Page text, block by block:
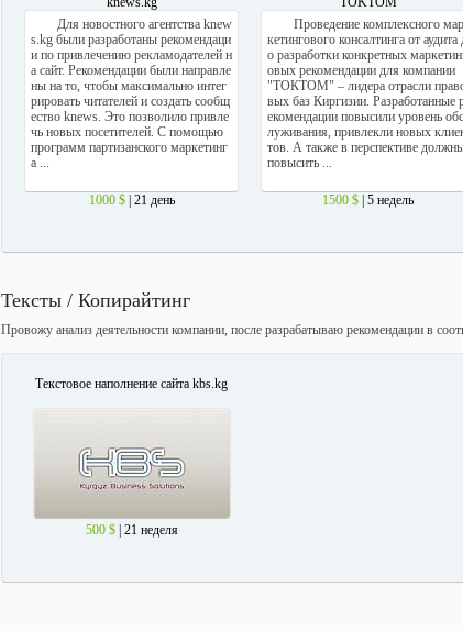
Для новостного агентства knew
s.kg были разработаны рекомендаци
и по привлечению рекламодателей н
а сайт. Рекомендации были направле
ны на то, чтобы максимально интег
рировать читателей и создать сообщ
ество knews. Это позволило привле
чь новых посетителей. С помощью
программ партизанского маркетинг
а ...
1000 $| 21 день
Проведение комплексного мар
кетингового консалтинга от аудита
о разработки конкретных
овых рекомендации для компании
"ТОКТОМ" – лидера отрасли
вых баз Киргизии. Разработанные
екомендации повысили уровень обс
луживания, привлекли новых
тов. А также в перспективе
повысить ...
1500 $ | 5 недель
Тексты / Копирайтинг
Провожу анализ деятельности компании, после разрабатываю рекомендации в
Текстовое наполнение сайта kbs.kg
500 $| 21 неделя